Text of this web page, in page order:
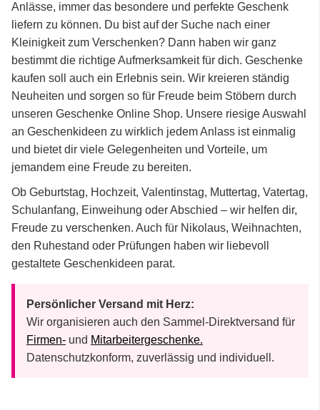
Anlässe, immer das besondere und perfekte Geschenk
liefern zu können. Du bist auf der Suche nach einer
Kleinigkeit zum Verschenken? Dann haben wir ganz
bestimmt die richtige Aufmerksamkeit für dich. Geschenke
kaufen soll auch ein Erlebnis sein. Wir kreieren ständig
Neuheiten und sorgen so für Freude beim Stöbern durch
unseren Geschenke Online Shop. Unsere riesige Auswahl
an Geschenkideen zu wirklich jedem Anlass ist einmalig
und bietet dir viele Gelegenheiten und Vorteile, um
jemandem eine Freude zu bereiten.
Ob Geburtstag, Hochzeit, Valentinstag, Muttertag, Vatertag,
Schulanfang, Einweihung oder Abschied – wir helfen dir,
Freude zu verschenken. Auch für Nikolaus, Weihnachten,
den Ruhestand oder Prüfungen haben wir liebevoll
gestaltete Geschenkideen parat.
Persönlicher Versand mit Herz:
Wir organisieren auch den Sammel-Direktversand für
Firmen- und Mitarbeitergeschenke.
Datenschutzkonform, zuverlässig und individuell.